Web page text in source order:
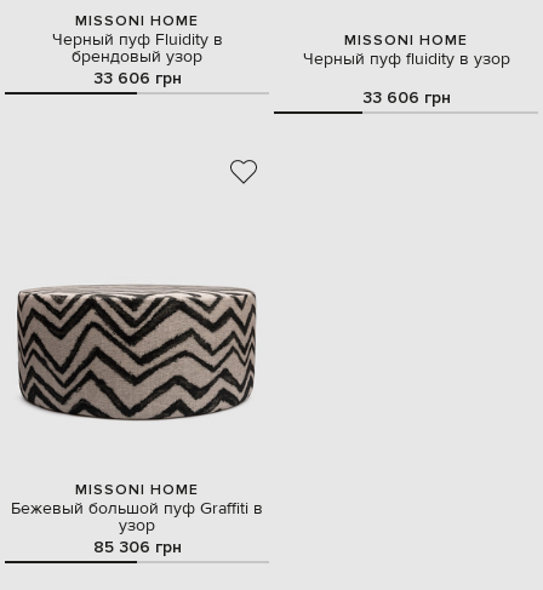
MISSONI HOME
Черный пуф Fluidity в
брендовый узор
33 606 грн
MISSONI HOME
Черный пуф fluidity в узор
33 606 грн
MISSONI HOME
Бежевый большой пуф Graffiti в
узор
85 306 грн